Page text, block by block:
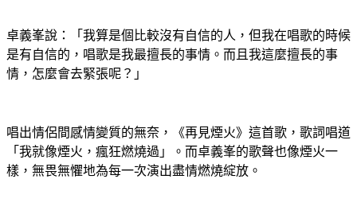
卓義峯說：「我算是個比較沒有自信的人，但我在唱歌的時候
是有自信的，唱歌是我最擅長的事情。而且我這麼擅長的事
情，怎麼會去緊張呢？」
唱出情侶間感情變質的無奈，《再見煙火》這首歌，歌詞唱道
「我就像煙火，瘋狂燃燒過」。而卓義峯的歌聲也像煙火一
樣，無畏無懼地為每一次演出盡情燃燒綻放。